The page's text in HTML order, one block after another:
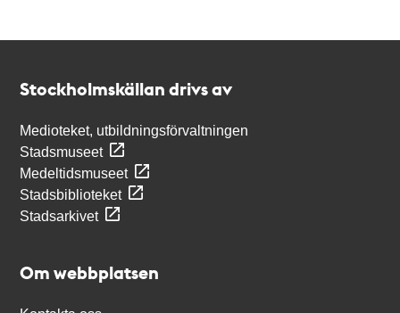
Stockholmskällan drivs av
Medioteket, utbildningsförvaltningen
Stadsmuseet
Medeltidsmuseet
Stadsbiblioteket
Stadsarkivet
Om webbplatsen